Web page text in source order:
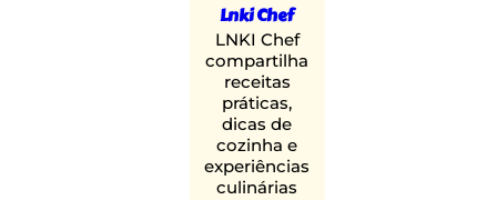
Lnki Chef
LNKI Chef
compartilha
receitas
práticas,
dicas de
cozinha e
experiências
culinárias